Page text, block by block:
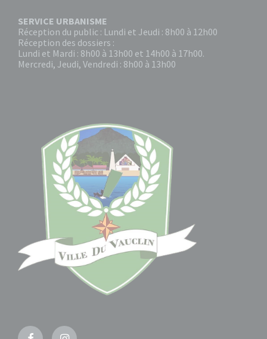
SERVICE URBANISME
Réception du public : Lundi et Jeudi : 8h00 à 12h00
Réception des dossiers :
Lundi et Mardi : 8h00 à 13h00 et 14h00 à 17h00.
Mercredi, Jeudi, Vendredi : 8h00 à 13h00